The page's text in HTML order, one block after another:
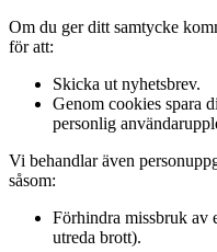
Om du ger ditt samtycke
för att:
Skicka ut nyhetsbrev.
Genom cookies spara
personlig
Vi behandlar även
såsom:
Förhindra missbruk av
utreda brott).